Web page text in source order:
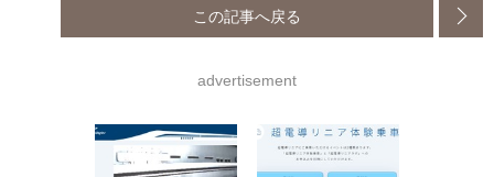
この記事へ戻る
advertisement